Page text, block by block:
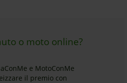
o moto online?
e MotoConMe
il premio con